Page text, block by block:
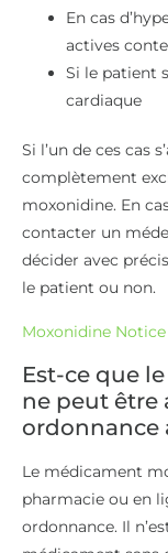
En cas
actives
Si le patient
cardiaque
Si l’un de ces cas
complètement
moxonidine. En
contacter un
décider avec
le patient ou non.
Moxonidine Notice
Est-ce que
ne peut être
ordonnance
Le médicament
pharmacie ou en
ordonnance. Il